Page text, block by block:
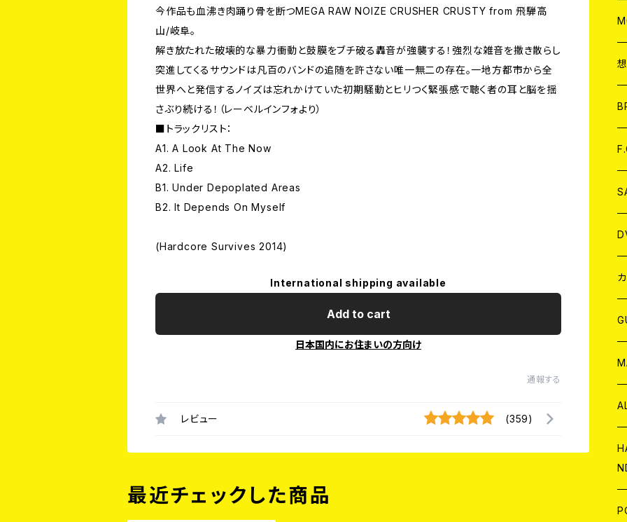
今作品も血沸き肉踊り骨を断つMEGA RAW NOIZE CRUSHER CRUSTY from 飛騨高
山/岐阜。
解き放たれた破壊的な暴力衝動と鼓膜をブチ破る轟音が強襲する！強烈な雑音を撒き散らし
突進してくるサウンドは凡百のバンドの追随を許さない唯一無二の存在。一地方都市から全
世界へと発信するノイズは忘れかけていた初期騒動とヒリつく緊張感で聴く者の耳と脳を揺
さぶり続ける！（レーベルインフォより）
■トラックリスト：
A1. A Look At The Now
A2. Life
B1. Under Depoplated Areas
B2. It Depends On Myself
(Hardcore Survives 2014)
International shipping available
Add to cart
日本国内にお住まいの方向け
通報する
レビュー (359)
最近チェックした商品